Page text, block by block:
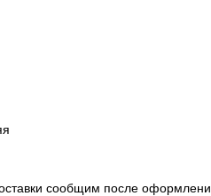
сообщим после